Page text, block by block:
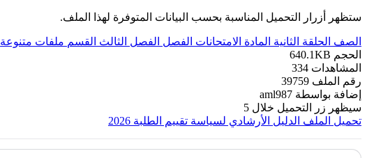
ستظهر أزرار التحميل المناسبة بحسب البيانات المتوفرة لهذا الملف.
الصف الحلقة الثانية المادة الامتحانات الفصل الفصل الثالث القسم ملفات متنوعة
الحجم 640.1KB
المشاهدات 334
رقم الملف 39759
إضافة بواسطة aml987
سيظهر زر التحميل خلال 5
تحميل الملف الدليل الأرشادي لسياسة تقييم الطلبة 2026